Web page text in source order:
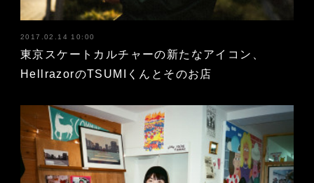
2017.02.14 10:00
東京スケートカルチャーの新たなアイコン、
HellrazorのTSUMIくんとそのお店